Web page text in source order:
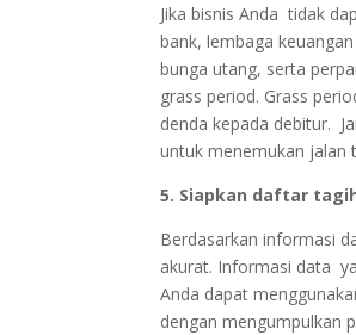
Jika bisnis Anda tidak
bank, lembaga
bunga utang, serta
grass period. Grass
denda kepada debitur.
untuk menemukan jalan
5. Siapkan daftar
Berdasarkan informasi
akurat. Informasi data
Anda dapat
dengan mengumpulkan